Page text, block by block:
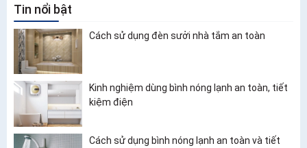
Tin nổi bật
Cách sử dụng đèn sưởi nhà tắm an toàn
Kinh nghiệm dùng bình nóng lạnh an toàn, tiết
kiệm điện
Cách sử dụng bình nóng lạnh an toàn và tiết